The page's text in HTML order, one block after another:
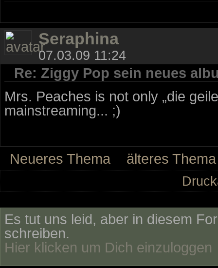
Seraphina
07.03.09 11:24
Re: Ziggy Pop sein neues
Mrs. Peaches is not only „die
mainstreaming... ;)
Neueres Thema älteres Thema
Es tut uns leid, aber in diesem
schreiben.
Hier klicken um Dich einzuloggen